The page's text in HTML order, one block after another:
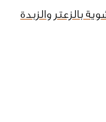
بالزعتر والزبدة